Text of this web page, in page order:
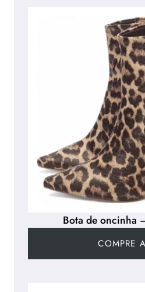
Bota de oncinha
COMPRE